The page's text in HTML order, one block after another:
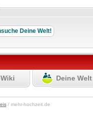
Deine Welt
/ mehr-hochzeit.de